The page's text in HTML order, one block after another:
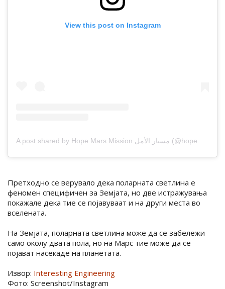
View this post on Instagram
A post shared by Hope Mars Mission مسبار الأمل (@hopemarsmission)
Претходно се верувало дека поларната светлина е
феномен специфичен за Земјата, но две истражувања
покажале дека тие се појавуваат и на други места во
вселената.
На Земјата, поларната светлина може да се забележи
само околу двата пола, но на Марс тие може да се
појават насекаде на планетата.
Извор: Interesting Engineering
Фото: Screenshot/Instagram